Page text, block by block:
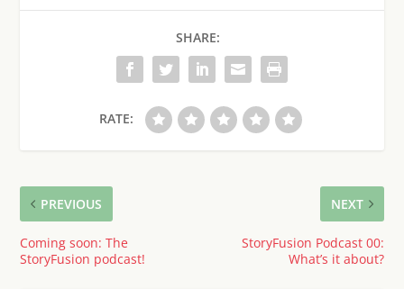
SHARE:
RATE:
PREVIOUS
Coming soon: The
StoryFusion podcast!
NEXT
StoryFusion Podcast 00:
What’s it about?